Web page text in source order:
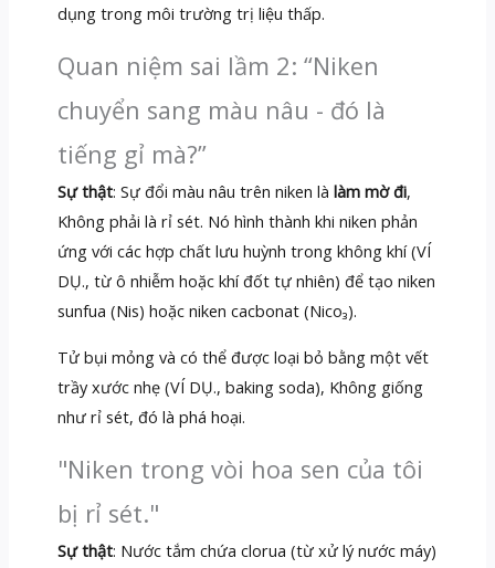
dụng trong môi trường trị liệu thấp.
Quan niệm sai lầm 2: “Niken
chuyển sang màu nâu - đó là
tiếng gỉ mà?”
Sự thật: Sự đổi màu nâu trên niken là làm mờ đi,
Không phải là rỉ sét. Nó hình thành khi niken phản
ứng với các hợp chất lưu huỳnh trong không khí (VÍ
DỤ., từ ô nhiễm hoặc khí đốt tự nhiên) để tạo niken
sunfua (Nis) hoặc niken cacbonat (Nico₃).
Tử bụi mỏng và có thể được loại bỏ bằng một vết
trầy xước nhẹ (VÍ DỤ., baking soda), Không giống
như rỉ sét, đó là phá hoại.
"Niken trong vòi hoa sen của tôi
bị rỉ sét."
Sự thật: Nước tắm chứa clorua (từ xử lý nước máy)